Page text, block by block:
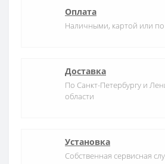
Оплата
Наличными, картой или по
Доставка
По Санкт-Петербургу и
области
Установка
Собственная сервисная